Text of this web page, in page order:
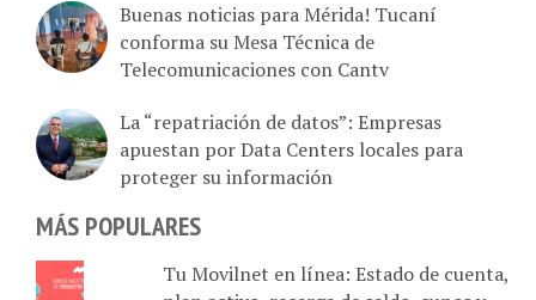
Buenas noticias para Mérida! Tucaní
conforma su Mesa Técnica de
Telecomunicaciones con Cantv
La “repatriación de datos”: Empresas
apuestan por Data Centers locales para
proteger su información
MÁS POPULARES
Tu Movilnet en línea: Estado de cuenta,